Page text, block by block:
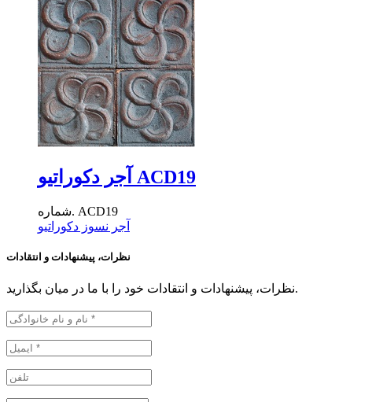
آجر دکوراتیو ACD19
شماره. ACD19
آجر نسوز دکوراتیو
نظرات، پیشنهادات و انتقادات
نظرات، پیشنهادات و انتقادات خود را با ما در میان بگذارید.